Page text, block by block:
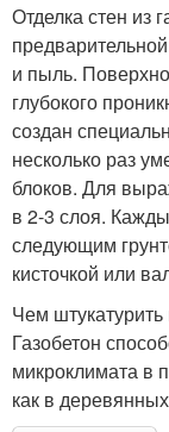
Отделка стен из
и пыль.
глубокого
создан
несколько раз
блоков. Для
в 2-3 слоя.
следующим
кисточкой или
Чем штукатурить
Газобетон
микроклимата в
как в